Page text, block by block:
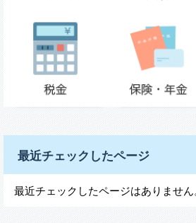
最近チェックしたページ
最近チェックしたページはありません